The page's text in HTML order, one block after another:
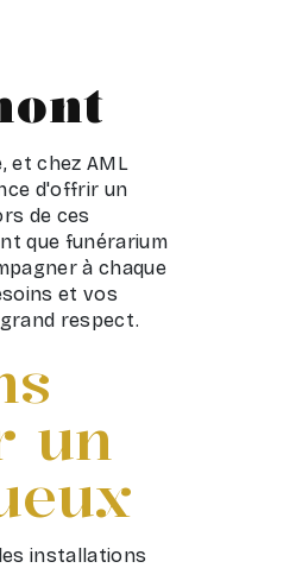
et chez AML
d'offrir un
de ces
que funérarium
à chaque
et vos
respect.
un
installations